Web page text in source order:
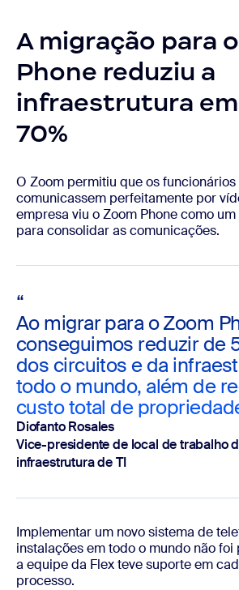
A migração para
Phone reduziu a
infraestrutura
70%
O Zoom permitiu que os funcionários
comunicassem perfeitamente por
empresa viu o Zoom Phone como
para consolidar as comunicações.
“
Ao migrar para o Zoom
conseguimos reduzir de
dos circuitos e da
todo o mundo, além de
custo total de
Diofanto Rosales
Vice-presidente de local de trabalho
infraestrutura de TI
Implementar um novo sistema de
instalações em todo o mundo não foi
a equipe da Flex teve suporte em
processo.